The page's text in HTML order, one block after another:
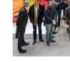
Non merci,
!